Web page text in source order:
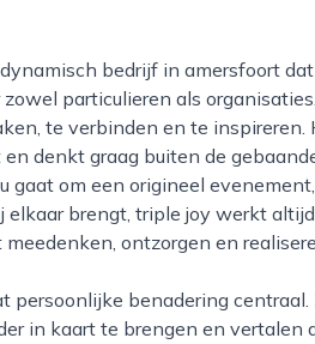
particulieren als
te verbinden en te
denkt graag buiten de
gaat om een origineel
elkaar brengt, triple joy werkt
ontzorgen en
in kaart te brengen en vertalen